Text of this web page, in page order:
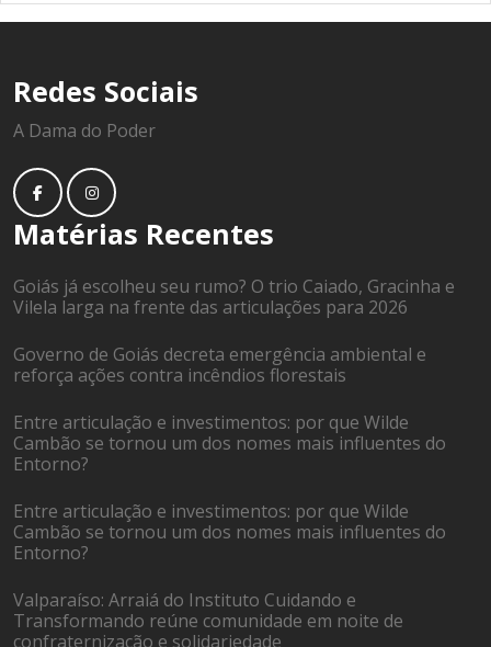
Redes Sociais
A Dama do Poder
Matérias Recentes
Goiás já escolheu seu rumo? O trio Caiado, Gracinha e
Vilela larga na frente das articulações para 2026
Governo de Goiás decreta emergência ambiental e
reforça ações contra incêndios florestais
Entre articulação e investimentos: por que Wilde
Cambão se tornou um dos nomes mais influentes do
Entorno?
Entre articulação e investimentos: por que Wilde
Cambão se tornou um dos nomes mais influentes do
Entorno?
Valparaíso: Arraiá do Instituto Cuidando e
Transformando reúne comunidade em noite de
confraternização e solidariedade